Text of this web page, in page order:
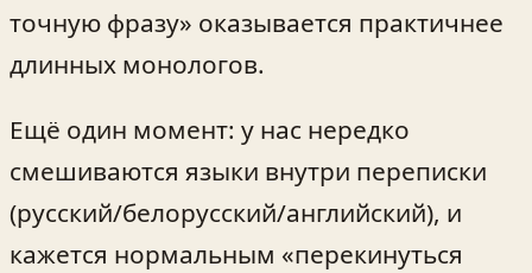
точную фразу» оказывается практичнее
длинных монологов.
Ещё один момент: у нас нередко
смешиваются языки внутри переписки
(русский/белорусский/английский), и
кажется нормальным «перекинуться